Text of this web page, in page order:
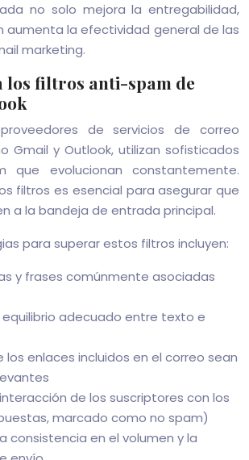
no solo mejora la entregabilidad,
aumenta la efectividad general de las
marketing.
los filtros anti-spam de
de servicios de correo
Gmail y Outlook, utilizan sofisticados
que evolucionan constantemente.
filtros es esencial para asegurar que
a la bandeja de entrada principal.
para superar estos filtros incluyen:
y frases comúnmente asociadas
equilibrio adecuado entre texto e
los enlaces incluidos en el correo sean
de los suscriptores con los
marcado como no spam)
consistencia en el volumen y la